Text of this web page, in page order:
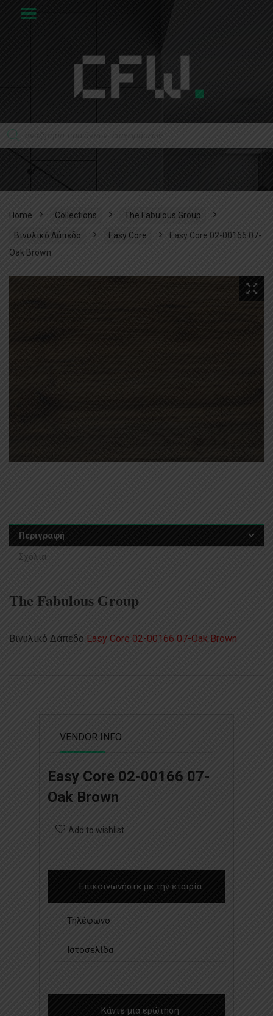
Home Collections The Fabulous Group
Βινυλικό Δάπεδο Easy Core
Easy Core 02-00166 07-
Oak Brown
Περιγραφή
Σχόλια
The Fabulous Group
Βινυλικό Δάπεδο Easy Core 02-00166 07-Oak Brown
VENDOR INFO
Easy Core 02-00166 07-
Oak Brown
Add to wishlist
Επικοινωνήστε με την εταιρία
Τηλέφωνο
Ιστοσελίδα
Κάντε μια ερώτηση